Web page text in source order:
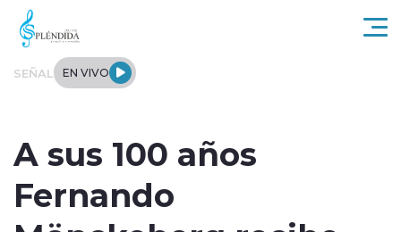
Click acá para ir directamente al contenido
SEÑAL EN VIVO
A sus 100 años
Fernando